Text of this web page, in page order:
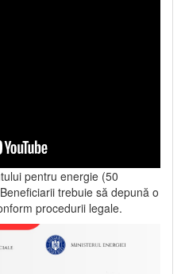
pentru energie (50
trebuie să depună o
procedurii legale.